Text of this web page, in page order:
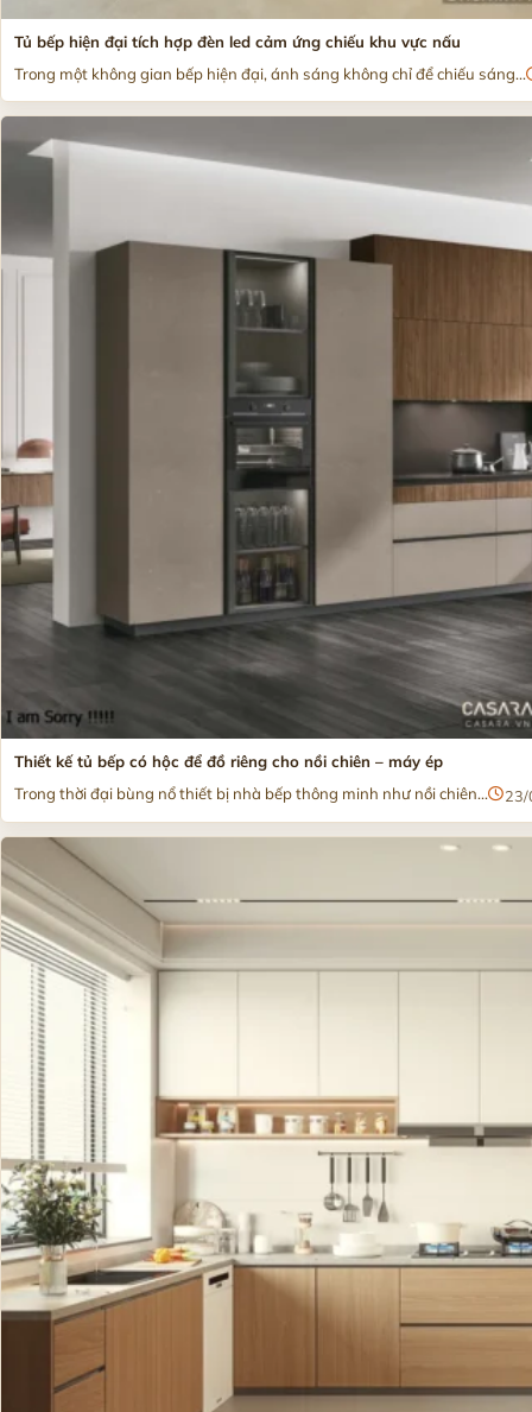
Tủ bếp hiện đại tích hợp đèn led cảm ứng chiếu khu vực nấu
Trong một không gian bếp hiện đại, ánh sáng không chỉ để chiếu sáng...
Thiết kế tủ bếp có hộc để đồ riêng cho nồi chiên – máy ép
Trong thời đại bùng nổ thiết bị nhà bếp thông minh như nồi chiên...